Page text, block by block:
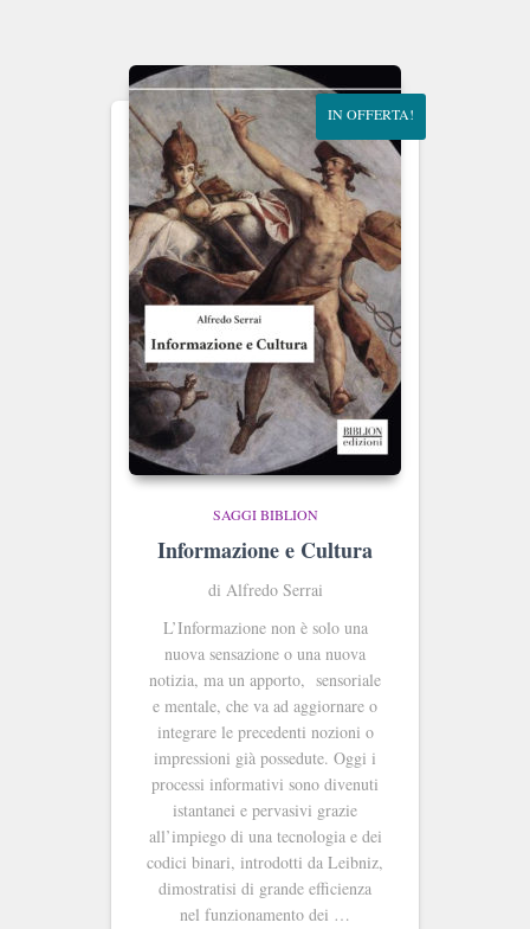
IN OFFERTA!
SAGGI BIBLION
Informazione e Cultura
di Alfredo Serrai
L’Informazione non è solo una
nuova sensazione o una nuova
notizia, ma un apporto, sensoriale
e mentale, che va ad aggiornare o
integrare le precedenti nozioni o
impressioni già possedute. Oggi i
processi informativi sono divenuti
istantanei e pervasivi grazie
all’impiego di una tecnologia e dei
codici binari, introdotti da Leibniz,
dimostratisi di grande efficienza
nel funzionamento dei …